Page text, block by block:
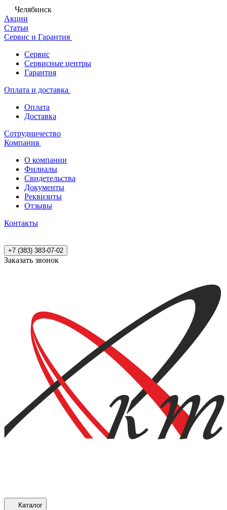
Челябинск
Акции
Статьи
Сервис и Гарантия
Сервис
Сервисные центры
Гарантия
Оплата и доставка
Оплата
Доставка
Сотрудничество
Компания
О компании
Филиалы
Свидетельства
Документы
Реквизиты
Отзывы
Контакты
+7 (383) 383-07-02
Заказать звонок
Каталог